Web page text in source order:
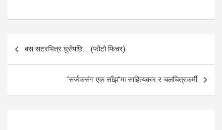
Post
navigation
बस सटरभित्र घुसेपछि…. (फोटो फिचर)
“सर्जकसंग एक साँझ”मा साहित्यकार र चलचित्रकर्मी